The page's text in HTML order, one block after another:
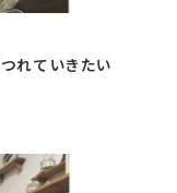
れていきたい